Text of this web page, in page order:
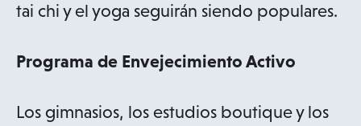
tai chi y el yoga seguirán siendo populares.
Programa de Envejecimiento Activo
Los gimnasios, los estudios boutique y los